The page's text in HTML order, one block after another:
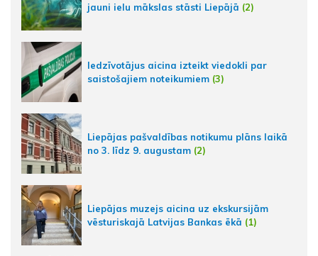
jauni ielu mākslas stāsti Liepājā (2)
Iedzīvotājus aicina izteikt viedokli par
saistošajiem noteikumiem (3)
Liepājas pašvaldības notikumu plāns laikā
no 3. līdz 9. augustam (2)
Liepājas muzejs aicina uz ekskursijām
vēsturiskajā Latvijas Bankas ēkā (1)